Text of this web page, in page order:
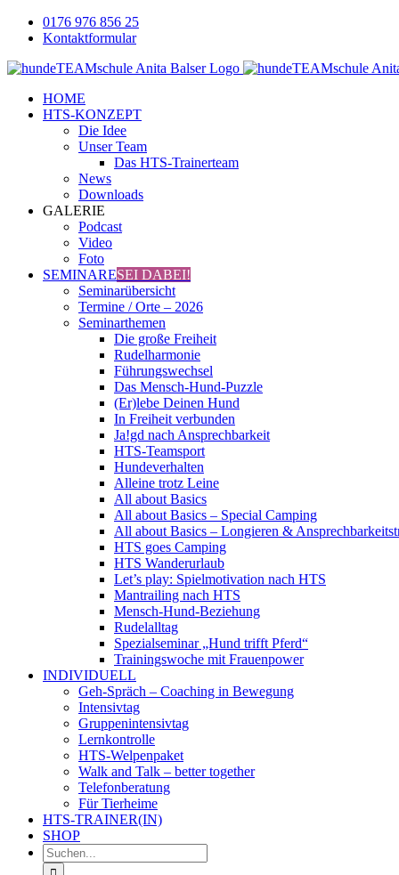
Zum
Inhalt
0176 976 856 25
Kontaktformular
Facebook
YouTube
Instagram
HOME
HTS-KONZEPT
Die Idee
Unser Team
Das HTS-Trainerteam
News
Downloads
GALERIE
Podcast
Video
Foto
SEMINARESEI DABEI!
Seminarübersicht
Termine / Orte – 2026
Seminarthemen
Die große Freiheit
Rudelharmonie
Führungswechsel
Das Mensch-Hund-Puzzle
(Er)lebe Deinen Hund
In Freiheit verbunden
Ja!gd nach Ansprechbarkeit
HTS-Teamsport
Hundeverhalten
Alleine trotz Leine
All about Basics
All about Basics – Special Camping
All about Basics – Longieren &
HTS goes Camping
HTS Wanderurlaub
Let’s play: Spielmotivation nach HTS
Mantrailing nach HTS
Mensch-Hund-Beziehung
Rudelalltag
Spezialseminar „Hund trifft Pferd“
Trainingswoche mit Frauenpower
INDIVIDUELL
Geh-Spräch – Coaching in Bewegung
Intensivtag
Gruppenintensivtag
Lernkontrolle
HTS-Welpenpaket
Walk and Talk – better together
Telefonberatung
Für Tierheime
HTS-TRAINER(IN)
SHOP
Suche
nach: